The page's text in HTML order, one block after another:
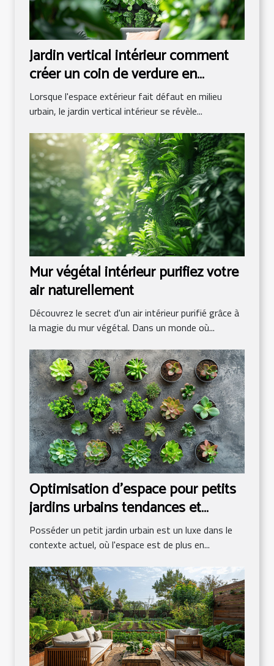
Jardin vertical intérieur comment
créer un coin de verdure en
appartement
Lorsque l'espace extérieur fait défaut en milieu
urbain, le jardin vertical intérieur se révèle...
Mur végétal intérieur purifiez votre
air naturellement
Découvrez le secret d'un air intérieur purifié grâce à
la magie du mur végétal. Dans un monde où...
Optimisation d'espace pour petits
jardins urbains tendances et
astuces
Posséder un petit jardin urbain est un luxe dans le
contexte actuel, où l'espace est de plus en...